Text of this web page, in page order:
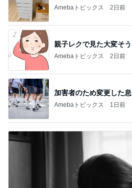
Amebaトピックス 2日前
親子レクで見た大変そ
Amebaトピックス 2日前
加害者のため変更した
Amebaトピックス 1日前